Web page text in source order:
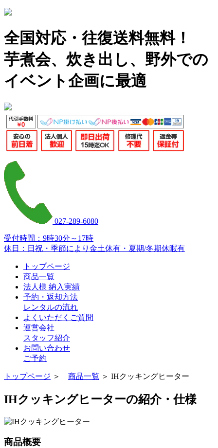
全国対応・往復送料無料！
芋煮会、炊き出し、野外での
イベント企画に最適
027-289-6080
受付時間：9時30分～17時
休日：日祝・季節により金土休有・夏期/冬期休暇有
トップページ
商品一覧
法人様 納入実績
予約・返却方法
レンタルの流れ
よくいただくご質問
運営会社
スタッフ紹介
お問い合わせ
ご予約
トップページ ＞ 商品一覧 ＞ IHクッキングヒーター
IHクッキングヒーターの紹介・仕様
商品概要